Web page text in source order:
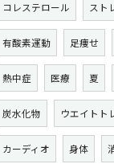
コレステロール スト
有酸素運動 足痩せ
熱中症 医療 夏
炭水化物 ウエイトト
カーディオ 身体